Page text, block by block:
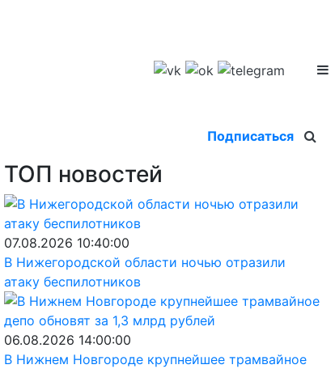
Подписаться
ТОП новостей
07.08.2026 10:40:00
В Нижегородской области ночью отразили
атаку беспилотников
06.08.2026 14:00:00
В Нижнем Новгороде крупнейшее трамвайное